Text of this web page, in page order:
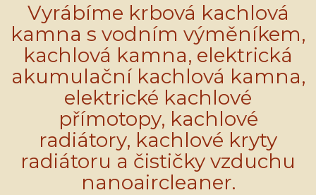
V košíku: 0,00 Kč
Vyrábíme krbová kachlová
kamna s vodním výměníkem,
kachlová kamna, elektrická
akumulační kachlová kamna,
elektrické kachlové
přímotopy, kachlové
radiátory, kachlové kryty
radiátoru a čističky vzduchu
nanoaircleaner.